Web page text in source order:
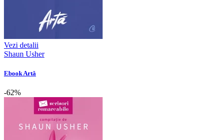
Vezi detalii
Shaun Usher
Ebook Artă
-62%